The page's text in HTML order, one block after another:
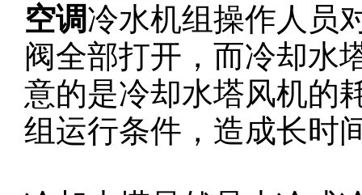
空调冷水机组操作人员
阀全部打开，而冷却水
意的是冷却水塔风机的
组运行条件，造成长时